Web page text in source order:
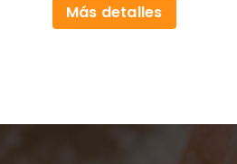
Más detalles